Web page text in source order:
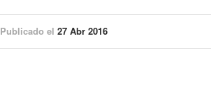
Publicado el 27 Abr 2016